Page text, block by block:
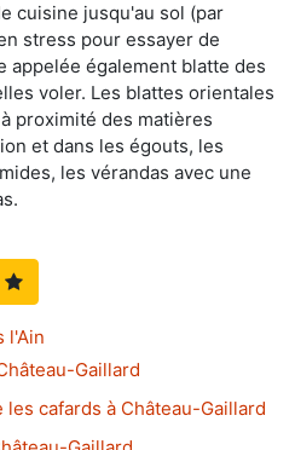
cuisine jusqu'au sol (par
stress pour essayer de
appelée également blatte des
voler. Les blattes orientales
proximité des matières
et dans les égouts, les
les vérandas avec une
l'Ain
Gaillard
cafards à Château-Gaillard